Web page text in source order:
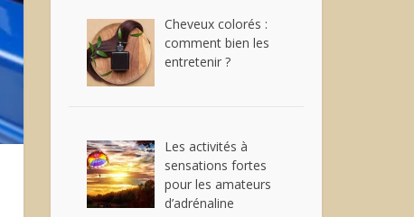
Cheveux colorés :
comment bien les
entretenir ?
Les activités à
sensations fortes
pour les amateurs
d’adrénaline